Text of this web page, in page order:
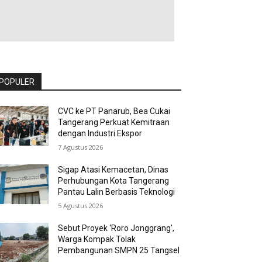
CVC ke PT Panarub, Bea Cukai
Tangerang Perkuat Kemitraan
dengan Industri Ekspor
7 Agustus 2026
Sigap Atasi Kemacetan, Dinas
Perhubungan Kota Tangerang
Pantau Lalin Berbasis Teknologi
5 Agustus 2026
Sebut Proyek ‘Roro Jonggrang’,
Warga Kompak Tolak
Pembangunan SMPN 25 Tangsel